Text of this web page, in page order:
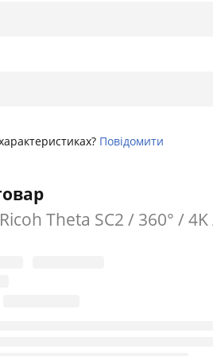
Повідомити
Theta SC2 / 360° /